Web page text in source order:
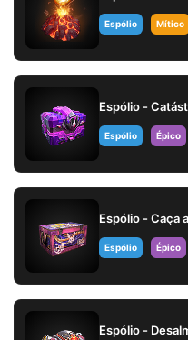
Espólio Mítico
Espólio -
Espólio Épico
Espólio - Caça
Espólio Épico
Espólio -